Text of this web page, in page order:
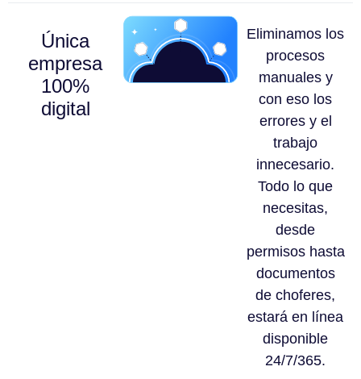
Única
empresa
100%
digital
Eliminamos los
procesos
manuales y
con eso los
errores y el
trabajo
innecesario.
Todo lo que
necesitas,
desde
permisos hasta
documentos
de choferes,
estará en línea
disponible
24/7/365.